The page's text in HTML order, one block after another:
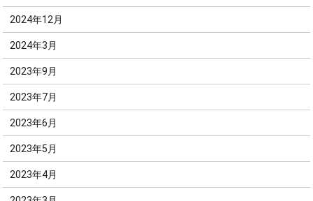
2024年12月
2024年3月
2023年9月
2023年7月
2023年6月
2023年5月
2023年4月